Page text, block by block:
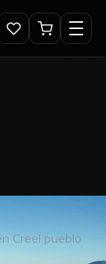
Creel pueblo